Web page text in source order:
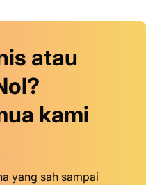
atau
kami
yang sah sampai